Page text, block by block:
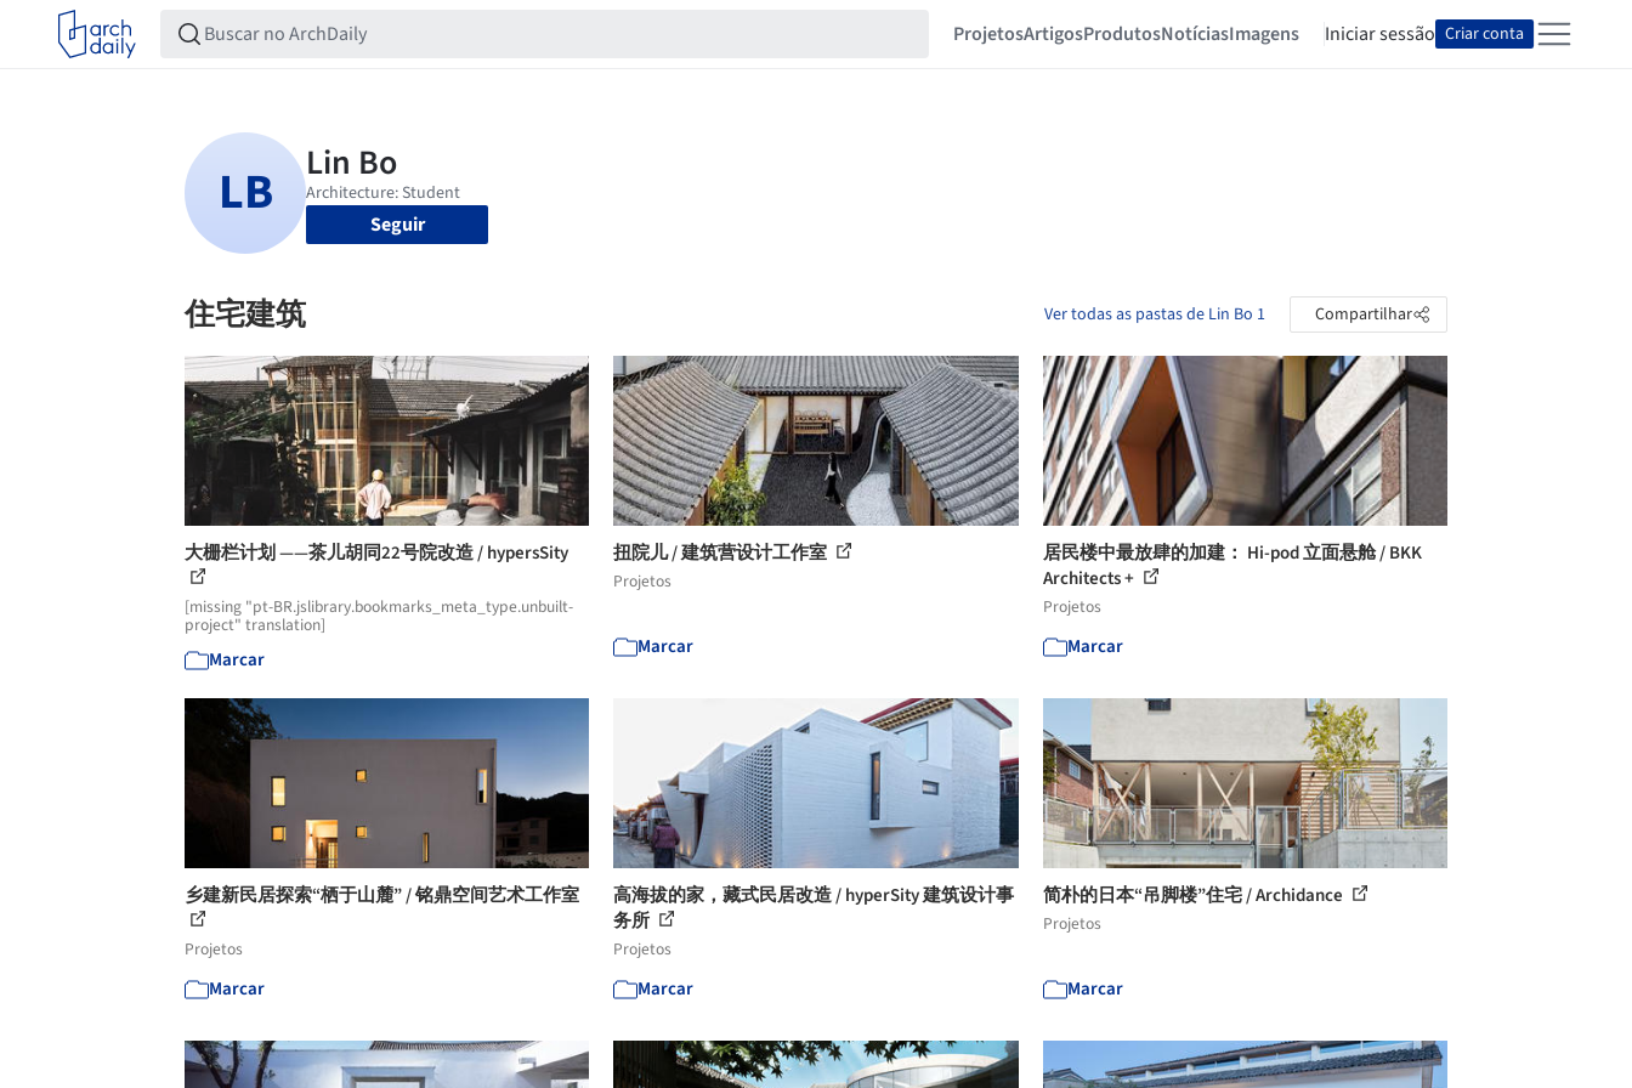
ProjetosArtigosProdutosNotíciasImagens Iniciar sessão Criar conta
Seguir
住宅建筑 Ver todas as pastas de Lin Bo 1 Compartilhar
大栅栏计划 ——茶儿胡同22号院改造 / hypersSity
[missing "pt-BR.jslibrary.bookmarks_meta_type.unbuilt-
project" translation]
Marcar
扭院儿 / 建筑营设计工作室
Projetos
Marcar
居民楼中最放肆的加建： Hi-pod 立面悬舱 / BKK
Architects +
Projetos
Marcar
乡建新民居探索“栖于山麓” / 铭鼎空间艺术工作室
Projetos
Marcar
高海拔的家，藏式民居改造 / hyperSity 建筑设计事
务所
Projetos
Marcar
简朴的日本“吊脚楼”住宅 / Archidance
Projetos
Marcar